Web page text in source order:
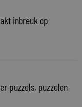
inbreuk op
puzzels, puzzelen